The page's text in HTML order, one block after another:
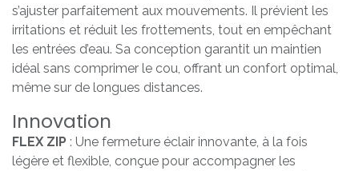
s’ajuster parfaitement aux mouvements. Il prévient les
irritations et réduit les frottements, tout en empêchant
les entrées d’eau. Sa conception garantit un maintien
idéal sans comprimer le cou, offrant un confort optimal,
même sur de longues distances.
Innovation
FLEX ZIP : Une fermeture éclair innovante, à la fois
légère et flexible, conçue pour accompagner les